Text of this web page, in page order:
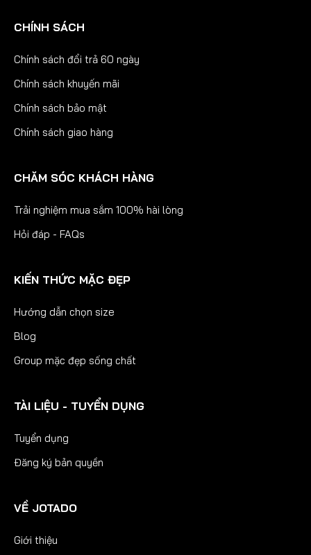
CHÍNH SÁCH
Chính sách đổi trả 60 ngày
Chính sách khuyến mãi
Chính sách bảo mật
Chính sách giao hàng
CHĂM SÓC KHÁCH HÀNG
Trải nghiệm mua sắm 100% hài lòng
Hỏi đáp - FAQs
KIẾN THỨC MẶC ĐẸP
Hướng dẫn chọn size
Blog
Group mặc đẹp sống chất
TÀI LIỆU - TUYỂN DỤNG
Tuyển dụng
Đăng ký bản quyền
VỀ JOTADO
Giới thiệu